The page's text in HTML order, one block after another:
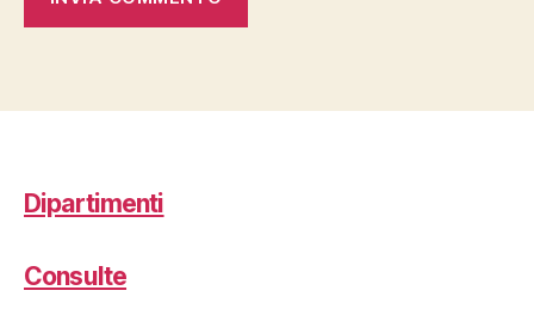
Dipartimenti
Consulte